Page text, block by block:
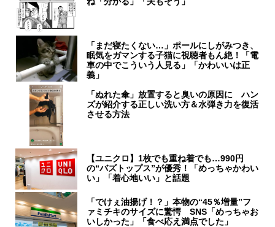
「まだ寝たくない…」ポールにしがみつき、
眠気をガマンする子猫に視聴者もん絶！「電
車の中でこういう人見る」「かわいいは正
義」
「ぬれた傘」放置すると臭いの原因に ハン
ズが紹介する正しい洗い方＆水弾き力を復活
させる方法
【ユニクロ】1枚でも重ね着でも…990円
の“バズトップス”が優秀！「めっちゃかわい
い」「着心地いい」と話題
「でけぇ油揚げ！？」本物の“45％増量”フ
ァミチキのサイズに驚愕 SNS「めっちゃお
いしかった」「食べ応え満点でした」